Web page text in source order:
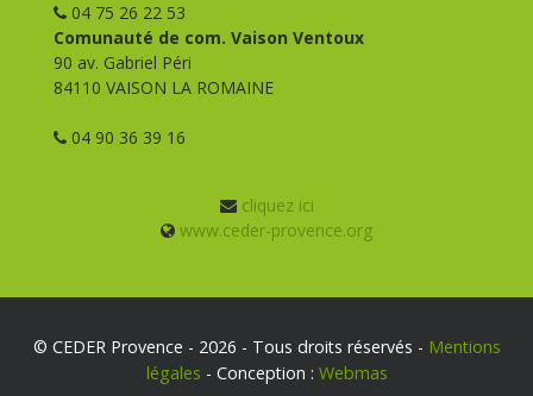
04 75 26 22 53
Comunauté de com. Vaison Ventoux
90 av. Gabriel Péri
84110 VAISON LA ROMAINE
04 90 36 39 16
cliquez ici
www.ceder-provence.org
© CEDER Provence - 2026 - Tous droits réservés - Mentions
légales - Conception : Webmas